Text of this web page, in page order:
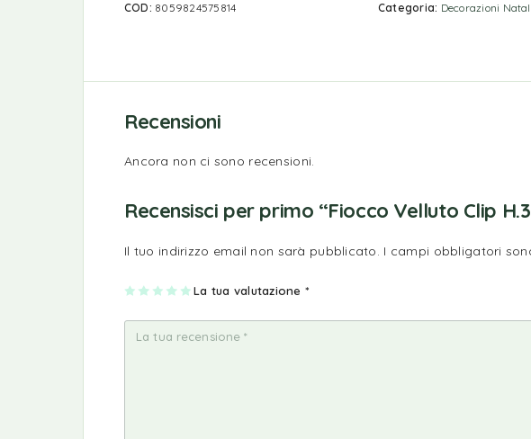
COD: 8059824575814 Categoria: Decorazioni
Recensioni
Ancora non ci sono recensioni.
Recensisci per primo “Fiocco Velluto Clip
Il tuo indirizzo email non sarà pubblicato. I campi obbligatori
La tua valutazione *
1
a
2
e
su
5
3
e
su
5
4
e
su
5
5
e
su
5